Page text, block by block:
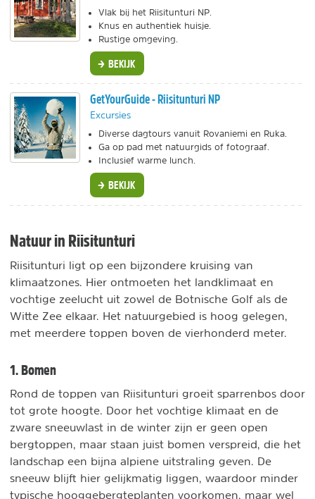
Vlak bij het Riisitunturi NP.
Knus en authentiek huisje.
Rustige omgeving.
BEKIJK
GetYourGuide - Riisitunturi NP
Excursies
Diverse dagtours vanuit Rovaniemi en Ruka.
Ga op pad met natuurgids of fotograaf.
Inclusief warme lunch.
BEKIJK
Natuur in Riisitunturi
Riisitunturi ligt op een bijzondere kruising van
klimaatzones. Hier ontmoeten het landklimaat en
vochtige zeelucht uit zowel de Botnische Golf als de
Witte Zee elkaar. Het natuurgebied is hoog gelegen,
met meerdere toppen boven de vierhonderd meter.
1. Bomen
Rond de toppen van Riisitunturi groeit sparrenbos door
tot grote hoogte. Door het vochtige klimaat en de
zware sneeuwlast in de winter zijn er geen open
bergtoppen, maar staan juist bomen verspreid, die het
landschap een bijna alpiene uitstraling geven. De
sneeuw blijft hier gelijkmatig liggen, waardoor minder
typische hooggebergteplanten voorkomen, maar wel